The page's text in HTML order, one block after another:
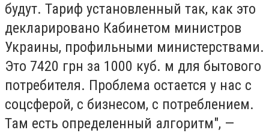
будут. Тариф установленный так, как это
декларировано Кабинетом министров
Украины, профильными министерствами.
Это 7420 грн за 1000 куб. м для бытового
потребителя. Проблема остается у нас с
соцсферой, с бизнесом, с потреблением.
Там есть определенный алгоритм", —